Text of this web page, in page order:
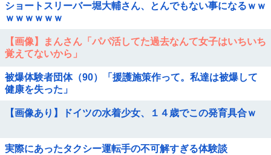
ショートスリーバー堀大輔さん、とんでもない事になるｗｗ
ｗｗｗｗｗｗ
【画像】まんさん「パパ活してた過去なんて女子はいちいち
覚えてないから」
被爆体験者団体（90）「援護施策作って。私達は被爆して
健康を失った」
【画像あり】ドイツの水着少女、１４歳でこの発育具合ｗ
実際にあったタクシー運転手の不可解すぎる体験談